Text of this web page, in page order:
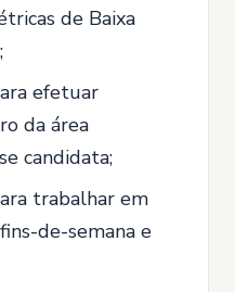
de Baixa
efetuar
da área
candidata;
trabalhar em
de-semana e